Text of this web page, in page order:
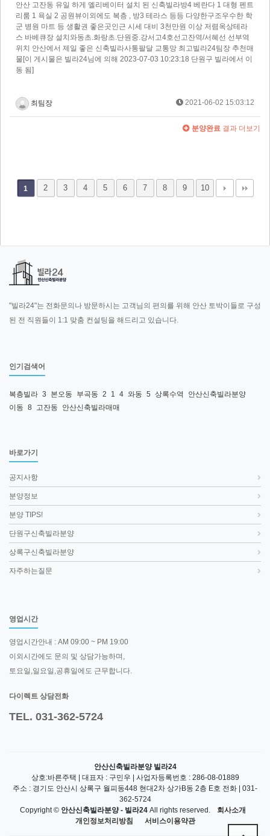
안산 고잔동 유일 하게 엘리베이터 설치 된 신축빌라방4 베란다 1 대형 펜트
리룸 1 욕실 2 공원뷰이외에도 복층 , 방3 테라스 등등 다양한구조우수한 학
군 병원 마트 등 생활권 좋은곳인근 시세 대비 3천만원 이상 저렴옥상테라
스 바베큐장 설치와동초.화랑초.단원중.강서고4호선고잔역/서혜선 선부역
위치 안산에서 제일 좋은 신축빌라사통팔달 교통망 최고빌라24팀장 추천매
물[이 게시물은 빌라24님에 의해 2023-07-03 10:23:18 단원구 빌라에서 이
동 됨]
최팀장 2021-06-02 15:03:12
분양완료 결과 더보기
1 2 3 4 5 6 7 8 9 10
"빌라24"는 전화문의나 방문하시는 고객님의 편의를 위해 안산 토박이들로 구성
된 전 직원들이 1:1 맞춤 컨설팅을 해드리고 있습니다.
인기검색어
복층빌라 3 본오동 부곡동 2 1 4 와동 5 상록수역
안산신축빌라분양
이동 8 고잔동 안산신축빌라매매
바로가기
공지사항
분양정보
분양 TIPS!
단원구신축빌라분양
상록구신축빌라분양
자주하는질문
영업시간
영업시간안내 : AM 09:00 ~ PM 19:00
이외시간에도 문의 및 상담가능하며,
토요일,일요일,공휴일에도 근무합니다.
다이렉트 상담전화
TEL. 031-362-5724
안산신축빌라분양 빌라24
상호:바른주택 | 대표자 : 구민우 | 사업자등록번호 : 286-08-01889
주소 : 경기도 안산시 상록구 월피동448 현대2차 상가B동 2층 E호 전화 | 031-
362-5724
Copyright © 안산신축빌라분양 - 빌라24 All rights reserved.
회사소개
개인정보처리방침
서비스이용약관